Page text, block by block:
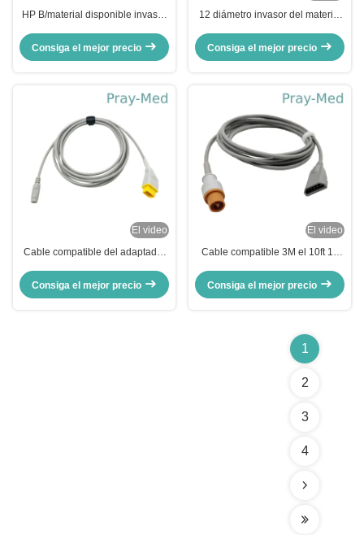
HP B/material disponible invasor
arterial de Broun IBP
Consiga el mejor precio
12 diámetro invasor del material
de la presión arterial del Pin
Consiga el mejor precio
El video
Cable compatible del adaptador
transductor 14 de B Bruan
Consiga el mejor precio
El video
Cable compatible 3M el 10ft 12
IBP
Consiga el mejor precio
1
2
3
4